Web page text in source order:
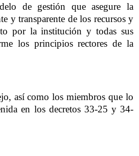
de gestión que asegure la
y transparente de los recursos y
por la institución y todas sus
los principios rectores de la
así como los miembros que lo
en los decretos 33-25 y 34-